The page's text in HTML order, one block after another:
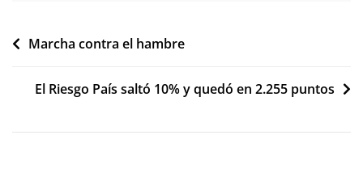
Navegación
entradas
Marcha contra el hambre
El Riesgo País saltó 10% y quedó en 2.255 puntos